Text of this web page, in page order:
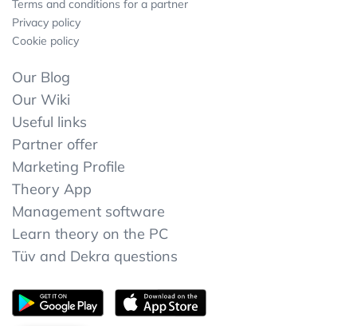
Terms and conditions for a partner
Privacy policy
Cookie policy
Our Blog
Our Wiki
Useful links
Partner offer
Marketing Profile
Theory App
Management software
Learn theory on the PC
Tüv and Dekra questions